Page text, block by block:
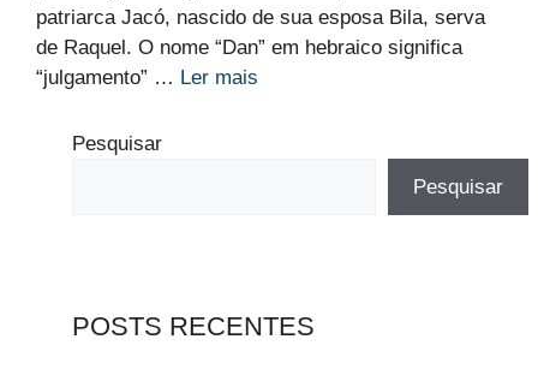
patriarca Jacó, nascido de sua esposa Bila, serva
de Raquel. O nome “Dan” em hebraico significa
“julgamento” … Ler mais
Pesquisar
Pesquisar
POSTS RECENTES